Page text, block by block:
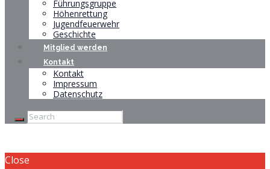
Führungsgruppe
Höhenrettung
Jugendfeuerwehr
Geschichte
Mitglied werden
Kontakt
Kontakt
Impressum
Datenschutz
Close